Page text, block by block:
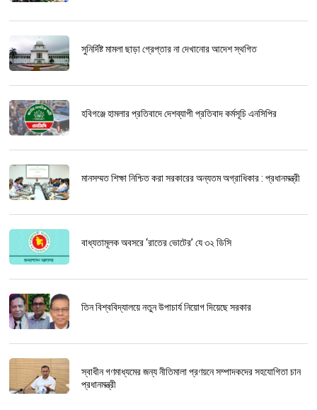
সুনির্দিষ্ট মামলা ছাড়া গ্রেপ্তার না দেখানোর আদেশ স্থগিত
হবিগঞ্জে হামলার প্রতিবাদে দেশব্যাপী প্রতিবাদ কর্মসূচি এনসিপির
মানসম্মত শিক্ষা নিশ্চিত করা সরকারের অন্যতম অগ্রাধিকার : প্রধানমন্ত্রী
বাধ্যতামূলক অবসরে ‘রাতের ভোটের’ যে ৩২ ডিসি
তিন বিশ্ববিদ্যালয়ে নতুন উপাচার্য নিয়োগ দিয়েছে সরকার
স্বাধীন গণমাধ্যমের জন্য নীতিমালা প্রণয়নে সম্পাদকদের সহযোগিতা চান
প্রধানমন্ত্রী